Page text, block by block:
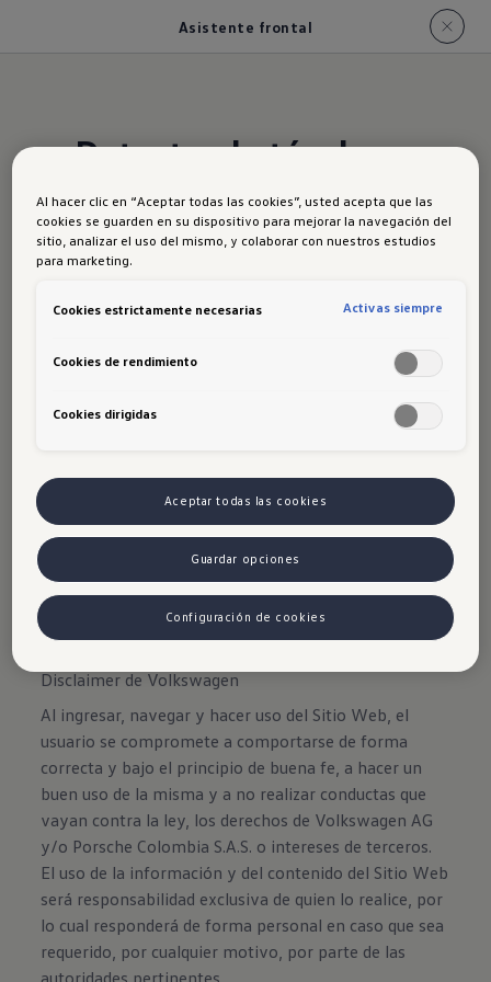
Asistente frontal
Detecta obstáculos y
frena en caso de
peligro
Gracias a esta tecnología,
que aparezca de forma imprevista
forma automática si tú no llegas a
Disclaimer de Volkswagen
Al ingresar, navegar y hacer uso del Sitio Web, el
usuario se compromete a comportarse de forma
correcta y bajo el principio de buena fe, a hacer un
buen uso de la misma y a no realizar conductas que
vayan contra la ley, los derechos de Volkswagen AG
y/o Porsche Colombia S.A.S. o intereses de terceros.
El uso de la información y del contenido del Sitio Web
será responsabilidad exclusiva de quien lo realice, por
lo cual responderá de forma personal en caso que sea
requerido, por cualquier motivo, por parte de las
autoridades pertinentes.
Al hacer clic en “Aceptar todas las cookies”, usted acepta que las
cookies se guarden en su dispositivo para mejorar la navegación del
sitio, analizar el uso del mismo, y colaborar con nuestros estudios
para marketing.
Cookies estrictamente necesarias Activas siempre
Cookies de rendimiento
Cookies dirigidas
Aceptar todas las cookies
Guardar opciones
Configuración de cookies